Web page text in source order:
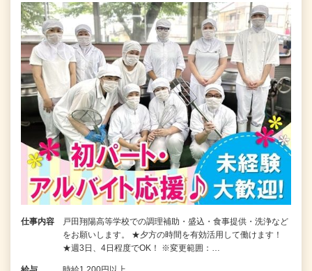
仕事内容
戸田翔陽高等学校での調理補助・盛込・食事提供・洗浄など
をお願いします。 ★夕方の時間を有効活用して働けます！
★週3日、4日程度でOK！ ※変更範囲：…